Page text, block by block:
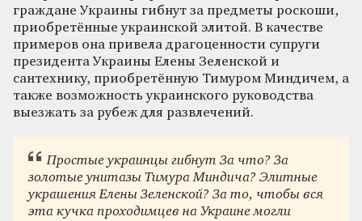
граждане Украины гибнут за предметы роскоши,
приобретённые украинской элитой. В качестве
примеров она привела драгоценности супруги
президента Украины Елены Зеленской и
сантехнику, приобретённую Тимуром Миндичем, а
также возможность украинского руководства
выезжать за рубеж для развлечений.
Простые украинцы гибнут За что? За
золотые унитазы Тимура Миндича? Элитные
украшения Елены Зеленской? За то, чтобы вся
эта кучка проходимцев на Украине могли